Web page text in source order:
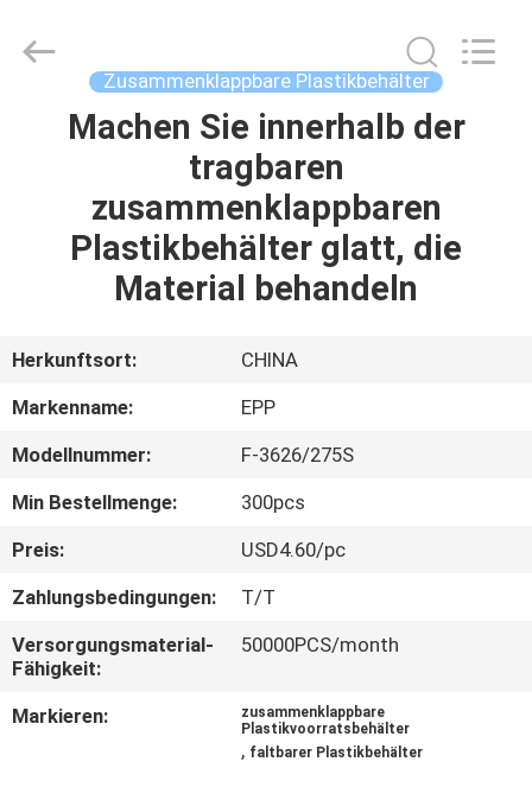
PRODUKTE
UNS
QUALITÄTSKONTROLLE
KONTAKT
MIT
UNS
Zusammenklappbare Plastikbehälter
Machen Sie innerhalb der
tragbaren
zusammenklappbaren
Plastikbehälter glatt, die
Material behandeln
Herkunftsort:
CHINA
Markenname:
EPP
Modellnummer:
F-3626/275S
Min Bestellmenge:
300pcs
Preis:
USD4.60/pc
Zahlungsbedingungen:
T/T
Versorgungsmaterial-
Fähigkeit:
50000PCS/month
Markieren:
zusammenklappbare
Plastikvoorratsbehälter
, faltbarer Plastikbehälter